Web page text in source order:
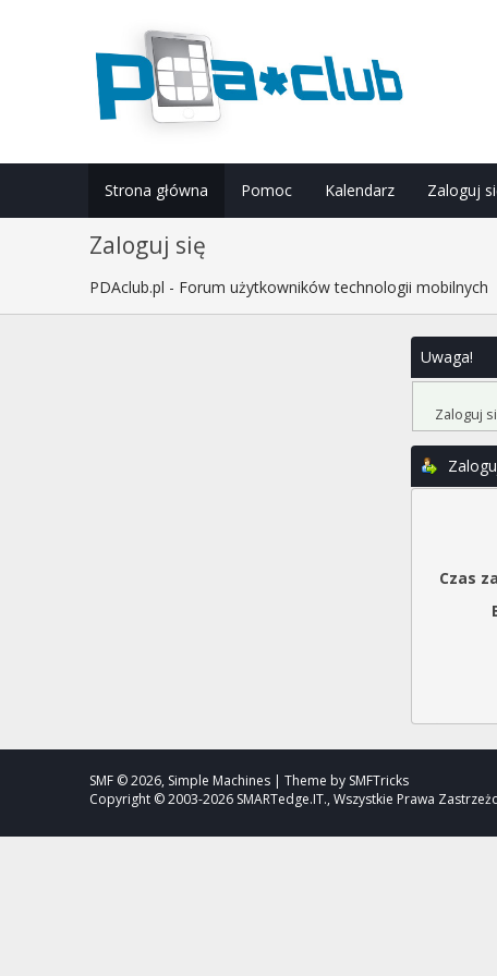
Strona główna Pomoc Kalendarz Zaloguj
Zaloguj się
PDAclub.pl - Forum użytkowników technologii mobilnych
Uwaga!
Zaloguj
Czas
SMF © 2026, Simple Machines | Theme by SMFTricks
Copyright © 2003-2026 SMARTedge.IT., Wszystkie Prawa